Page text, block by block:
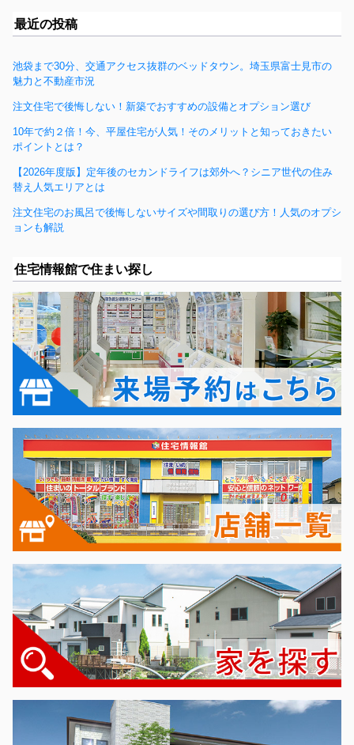
最近の投稿
池袋まで30分、交通アクセス抜群のベッドタウン。埼玉県富士見市の
魅力と不動産市況
注文住宅で後悔しない！新築でおすすめの設備とオプション選び
10年で約２倍！今、平屋住宅が人気！そのメリットと知っておきたい
ポイントとは？
【2026年度版】定年後のセカンドライフは郊外へ？シニア世代の住み
替え人気エリアとは
注文住宅のお風呂で後悔しないサイズや間取りの選び方！人気のオプシ
ョンも解説
住宅情報館で住まい探し